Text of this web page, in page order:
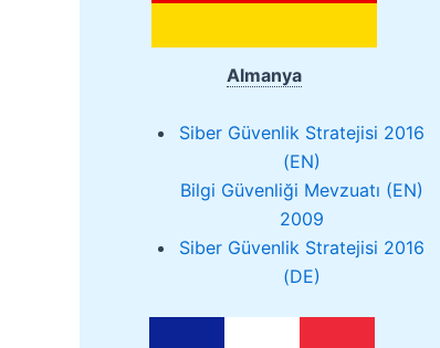
Almanya
Siber Güvenlik Stratejisi 2016
(EN)
Bilgi Güvenliği Mevzuatı (EN)
2009
Siber Güvenlik Stratejisi 2016
(DE)